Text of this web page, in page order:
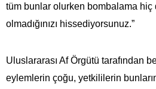
tüm bunlar olurken bombalama hiç
olmadığınızı hissediyorsunuz.”
Uluslararası Af Örgütü tarafından
eylemlerin çoğu, yetkililerin